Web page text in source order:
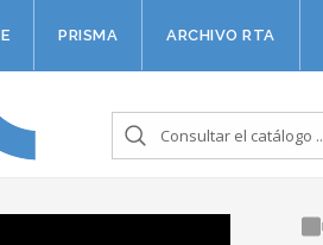
PRISMA ARCHIVO RTA